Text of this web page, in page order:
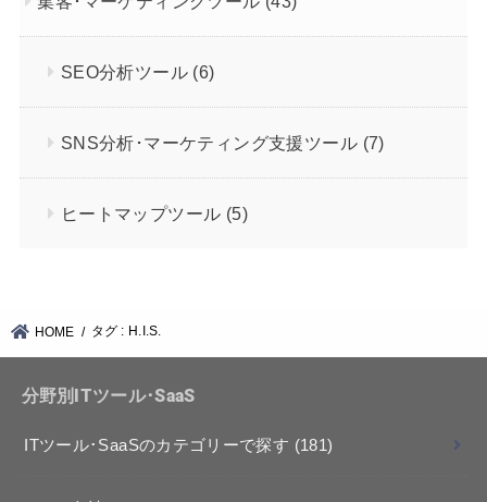
SEO分析ツール (6)
SNS分析･マーケティング支援ツール (7)
ヒートマップツール (5)
HOME タグ : H.I.S.
分野別ITツール･SaaS
ITツール･SaaSのカテゴリーで探す (181)